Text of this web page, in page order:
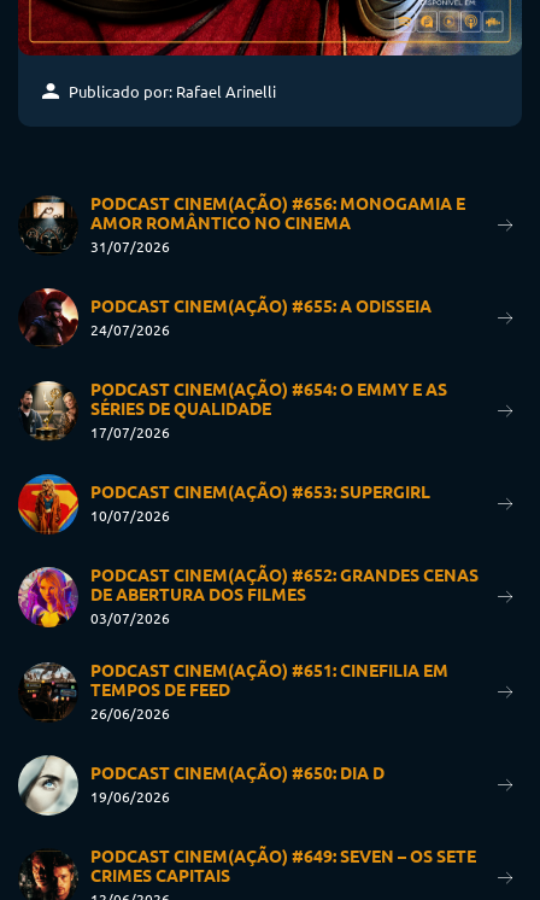
Publicado por: Rafael Arinelli
PODCAST CINEM(AÇÃO) #656: MONOGAMIA E
AMOR ROMÂNTICO NO CINEMA
31/07/2026
PODCAST CINEM(AÇÃO) #655: A ODISSEIA
24/07/2026
PODCAST CINEM(AÇÃO) #654: O EMMY E AS
SÉRIES DE QUALIDADE
17/07/2026
PODCAST CINEM(AÇÃO) #653: SUPERGIRL
10/07/2026
PODCAST CINEM(AÇÃO) #652: GRANDES CENAS
DE ABERTURA DOS FILMES
03/07/2026
PODCAST CINEM(AÇÃO) #651: CINEFILIA EM
TEMPOS DE FEED
26/06/2026
PODCAST CINEM(AÇÃO) #650: DIA D
19/06/2026
PODCAST CINEM(AÇÃO) #649: SEVEN – OS SETE
CRIMES CAPITAIS